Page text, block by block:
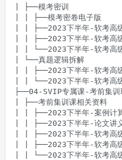
| ├──模考密训
| | ├──模考密卷电子版
| | ├──2023下半年-软考高
| | ├──2023下半年-软考高
| | └──2023下半年-软考高
| └──真题逻辑拆解
| | ├──2023下半年-软考高
| | └──2023下半年-软考
├──04-SVIP专属课-考前集训
| ├──考前集训课相关资料
| | ├──2023下半年-案例
| | ├──2023下半年-论文
| | ├──2023下半年-软考
| | ├──2023下半年-软考
| | └──2023下半年-软考高